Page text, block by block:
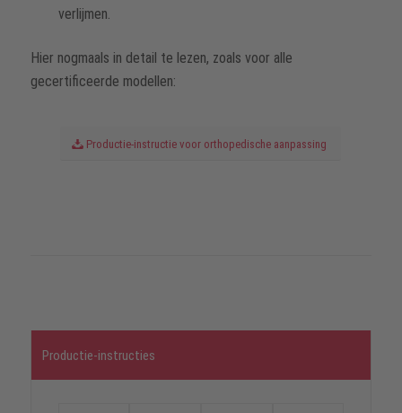
verlijmen.
Hier nogmaals in detail te lezen, zoals voor alle
gecertificeerde modellen:
Productie-instructie voor orthopedische aanpassing
Productie-instructies